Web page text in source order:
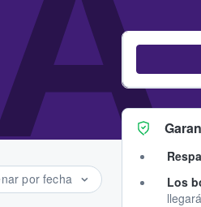
por fecha
Los